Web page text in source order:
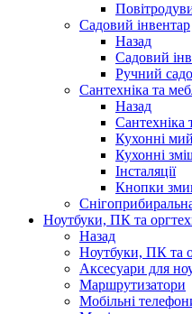
Садовий інвентар
Назад
Садовий
Ручний
Сантехніка та
Назад
Сантехніка
Кухонні
Кухонні
Інсталяції
Кнопки
Ноутбуки, ПК та
Назад
Ноутбуки, ПК та
Аксесуари для
Маршрутизатори
Мобільні